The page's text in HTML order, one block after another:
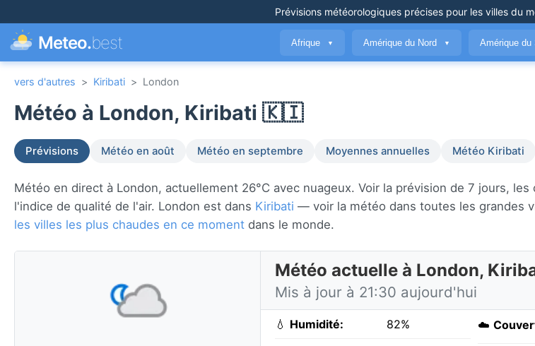
Prévisions météorologiques précises pour les villes du
Meteo.best Afrique ▼ Amérique du Nord ▼ Amérique du
vers d'autres > Kiribati > London
Météo à London, Kiribati 🇰🇮
Prévisions Météo en août Météo en septembre Moyennes annuelles Météo Kiribati
Météo en direct à London, actuellement 26°C avec nuageux. Voir la prévision de 7 jours,
l'indice de qualité de l'air. London est dans Kiribati — voir la météo dans toutes les grandes
les villes les plus chaudes en ce moment dans le monde.
Météo actuelle à London,
Mis à jour à 21:30 aujourd'hui
💧 Humidité: 82% ☁️